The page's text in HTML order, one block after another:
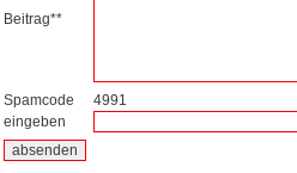
Beitrag**
Spamcode
eingeben
4991